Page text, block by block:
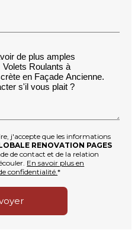
j'accepte que les informations
RENOVATION PAGES
de contact et de la relation
En savoir plus en
confidentialité.*